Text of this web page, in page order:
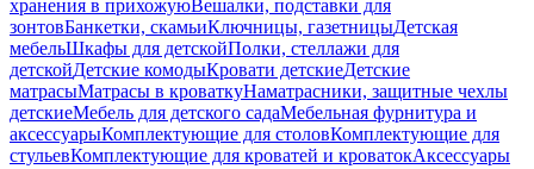
хранения в прихожуюВешалки, подставки для
зонтовБанкетки, скамьиКлючницы, газетницыДетская
мебельШкафы для детскойПолки, стеллажи для
детскойДетские комодыКровати детскиеДетские
матрасыМатрасы в кроваткуНаматрасники, защитные чехлы
детскиеМебель для детского садаМебельная фурнитура и
аксессуарыКомплектующие для столовКомплектующие для
стульевКомплектующие для кроватей и кроватокАксессуары